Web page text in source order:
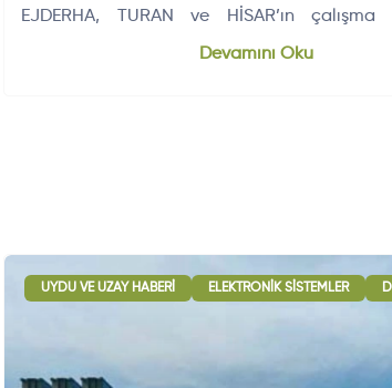
EJDERHA, TURAN ve HİSAR’ın çalışma
ziyaretçilere interaktif olarak sunuyor.
Devamını Oku
UYDU VE UZAY HABERI ELEKTRONIK SISTEMLER